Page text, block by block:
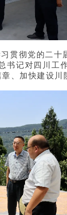
贯彻党的二
记对四川工
、加快建设川